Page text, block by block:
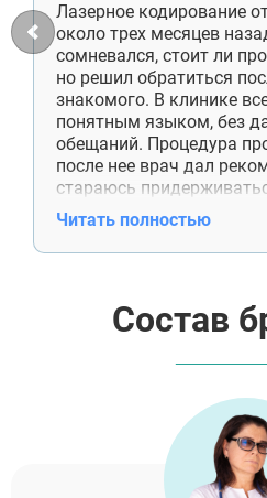
Лазерное кодирование
около трех месяцев
сомневался, стоит ли
но решил обратиться
знакомого. В клинике
понятным языком, без
обещаний. Процедура
после нее врач дал
стараюсь
обходиться без сигарет,
результат за последние
Читать полностью
Состав